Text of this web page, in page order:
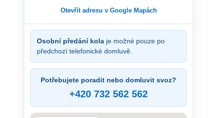
Otevřít adresu v Google Mapách
Osobní předání kola je možné pouze po
předchozí telefonické domluvě.
Potřebujete poradit nebo domluvit svoz?
+420 732 562 562